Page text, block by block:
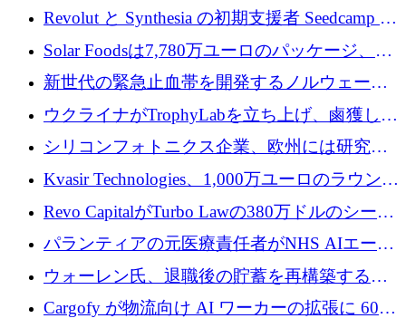
万ユーロを確保
Revolut と Synthesia の初期支援者 Seedcamp が
3 億 2,000 万ドルを調達、米国に投資
Solar Foodsは7,780万ユーロのパッケージ、5
億ユーロの防衛および二重用途成長基金EDM
を開始、ヨーロッパのシリコンフォトニクス
に警告
新世代の緊急止血帯を開発するノルウェーの
スタートアップ企業を紹介する
ウクライナがTrophyLabを立ち上げ、鹵獲した
ロシア兵器を戦場の研究開発プラットフォー
ムに変える
シリコンフォトニクス企業、欧州には研究を
商業的に成功させるためのインフラが不足し
Kvasir Technologies、1,000万ユーロのラウンド
で成長を促進
Revo CapitalがTurbo Lawの380万ドルのシード
ラウンドを主導し、訴訟プラットフォームを
パランティアの元医療責任者がNHS AIエージ
ェントの立ち上げに1,000万ポンドを調達
ウォーレン氏、退職後の貯蓄を再構築するた
めに1,000万ユーロを調達
Cargofy が物流向け AI ワーカーの拡張に 600